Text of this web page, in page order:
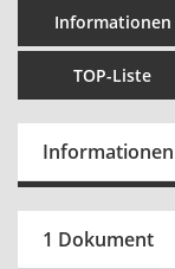
Informationen
TOP-Liste
Informationen
1 Dokument